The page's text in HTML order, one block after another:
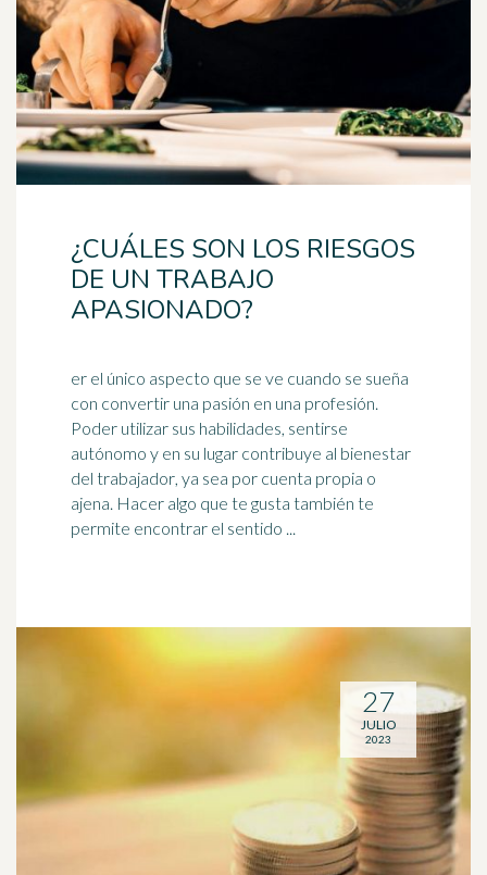
¿CUÁLES SON LOS RIESGOS
DE UN TRABAJO
APASIONADO?
er el único aspecto que se ve cuando se sueña
con convertir una pasión en una profesión.
Poder utilizar sus habilidades, sentirse
autónomo y en su lugar contribuye al bienestar
del trabajador, ya sea por cuenta propia o
ajena. Hacer algo que te gusta también te
permite encontrar el sentido ...
27
JULIO
2023